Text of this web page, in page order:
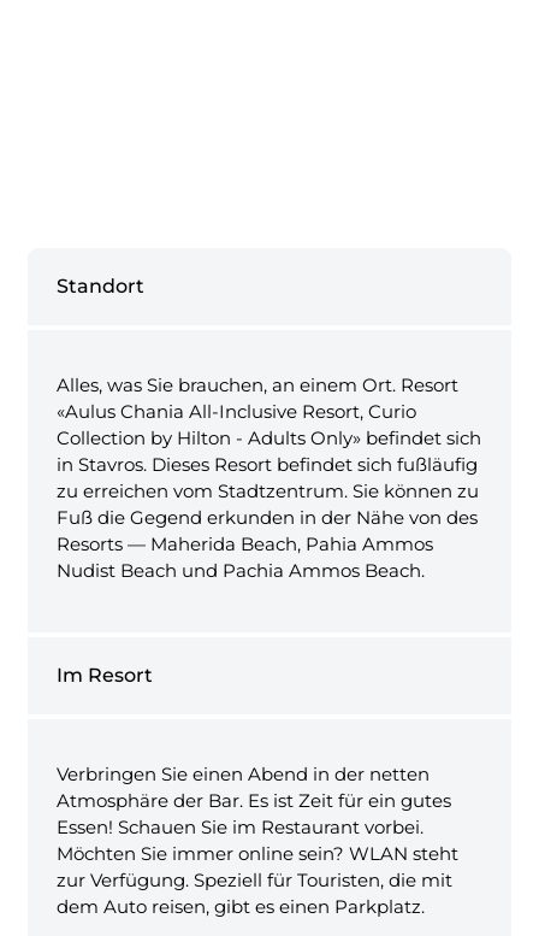
Standort
Alles, was Sie brauchen, an einem Ort. Resort
«Aulus Chania All-Inclusive Resort, Curio
Collection by Hilton - Adults Only» befindet sich
in Stavros. Dieses Resort befindet sich fußläufig
zu erreichen vom Stadtzentrum. Sie können zu
Fuß die Gegend erkunden in der Nähe von des
Resorts — Maherida Beach, Pahia Ammos
Nudist Beach und Pachia Ammos Beach.
Im Resort
Verbringen Sie einen Abend in der netten
Atmosphäre der Bar. Es ist Zeit für ein gutes
Essen! Schauen Sie im Restaurant vorbei.
Möchten Sie immer online sein? WLAN steht
zur Verfügung. Speziell für Touristen, die mit
dem Auto reisen, gibt es einen Parkplatz.